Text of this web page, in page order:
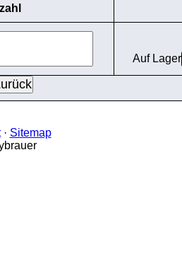
Auf Lager
· Sitemap